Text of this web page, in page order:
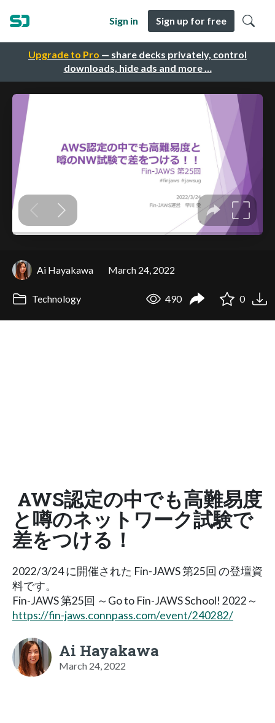
Upgrade to Pro — share decks privately, control
downloads, hide ads and more …
Sign in Sign up for free
Ai Hayakawa March 24, 2022
Technology 490 0
AWS認定の中でも高難易度
と噂のネットワーク試験で
差をつける！
2022/3/24 に開催された Fin-JAWS 第25回 の登壇資
料です。
Fin-JAWS 第25回 ～Go to Fin-JAWS School! 2022～
https://fin-jaws.connpass.com/event/240282/
Ai Hayakawa
March 24, 2022